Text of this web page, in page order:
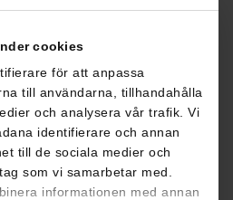
cookies
för att anpassa
till användarna, tillhandahålla
och analysera vår trafik. Vi
identifierare och annan
till de sociala medier och
som vi samarbetar med.
informationen med annan
309